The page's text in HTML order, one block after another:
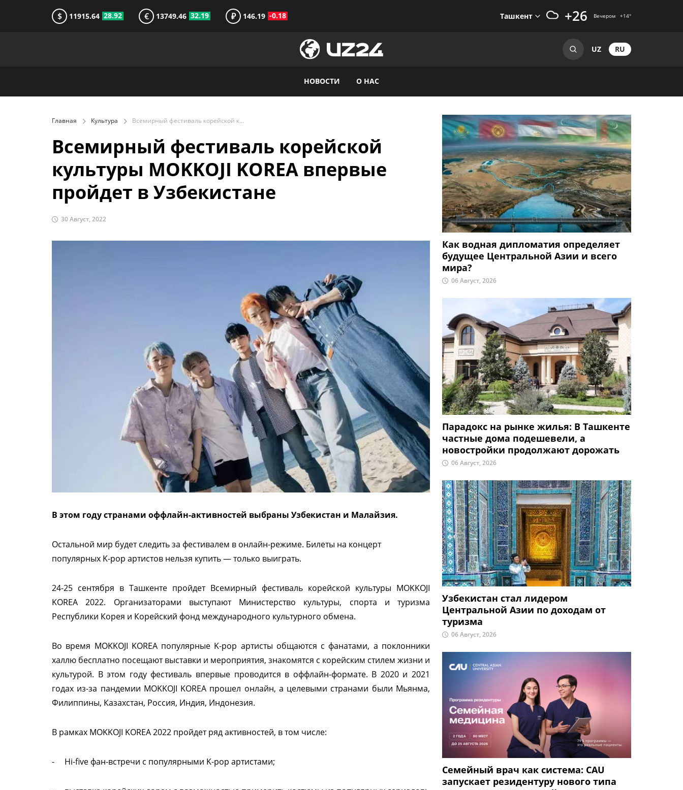
$ 11915.64 28.92 € 13749.46 32.19 ₽ 146.19 -0.18 Ташкент +26 Вечером +14°
UZ RU
НОВОСТИ О НАС
Главная Культура Всемирный фестиваль корейской культуры MOKKOJI KOREA впервые пройдет в Узбекистане
Всемирный фестиваль корейской
культуры MOKKOJI KOREA впервые
пройдет в Узбекистане
30 Август, 2022
В этом году странами оффлайн-активностей выбраны Узбекистан и Малайзия.
Остальной мир будет следить за фестивалем в онлайн-режиме. Билеты на концерт
популярных K-pop артистов нельзя купить — только выиграть.
24-25 сентября в Ташкенте пройдет Всемирный фестиваль корейской культуры MOKKOJI
KOREA 2022. Организаторами выступают Министерство культуры, спорта и туризма
Республики Корея и Корейский фонд международного культурного обмена.
Во время MOKKOJI KOREA популярные K-pop артисты общаются с фанатами, а поклонники
халлю бесплатно посещают выставки и мероприятия, знакомятся с корейским стилем жизни и
культурой. В этом году фестиваль впервые проводится в оффлайн-формате. В 2020 и 2021
годах из-за пандемии MOKKOJI KOREA прошел онлайн, а целевыми странами были Мьянма,
Филиппины, Казахстан, Россия, Индия, Индонезия.
В рамках MOKKOJI KOREA 2022 пройдет ряд активностей, в том числе:
- Hi-five фан-встречи с популярными K-pop артистами;
Как водная дипломатия определяет
будущее Центральной Азии и всего
мира?
06 Август, 2026
Парадокс на рынке жилья: В Ташкенте
частные дома подешевели, а
новостройки продолжают дорожать
06 Август, 2026
Узбекистан стал лидером
Центральной Азии по доходам от
туризма
06 Август, 2026
Семейный врач как система: CAU
запускает резидентуру нового типа